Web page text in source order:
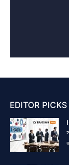
EDITOR PICKS